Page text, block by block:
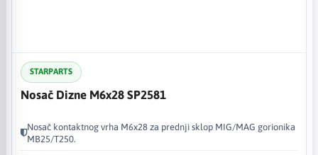
STARPARTS
Nosač Dizne M6x28 SP2581
Nosač kontaktnog vrha M6x28 za prednji sklop MIG/MAG gorionika
MB25/T250.